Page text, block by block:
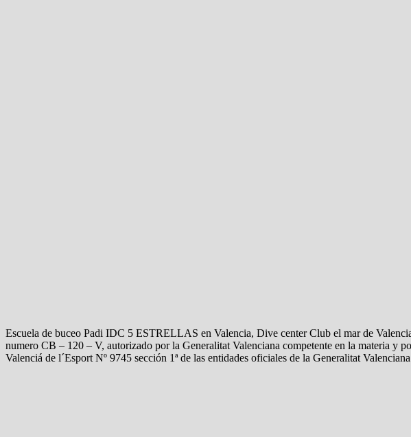
Escuela de buceo Padi IDC 5 ESTRELLAS en Valencia, Dive center Club el mar de
numero CB – 120 – V, autorizado por la Generalitat Valenciana competente en la materia y
Valenciá de l´Esport Nº 9745 sección 1ª de las entidades oficiales de la Generalitat